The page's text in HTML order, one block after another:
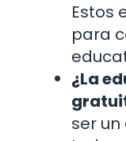
Estos
para
¿La
ser